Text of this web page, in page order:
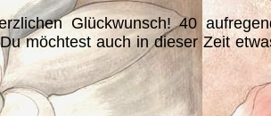
Glückwunsch! 40
möchtest auch in dieser Zeit